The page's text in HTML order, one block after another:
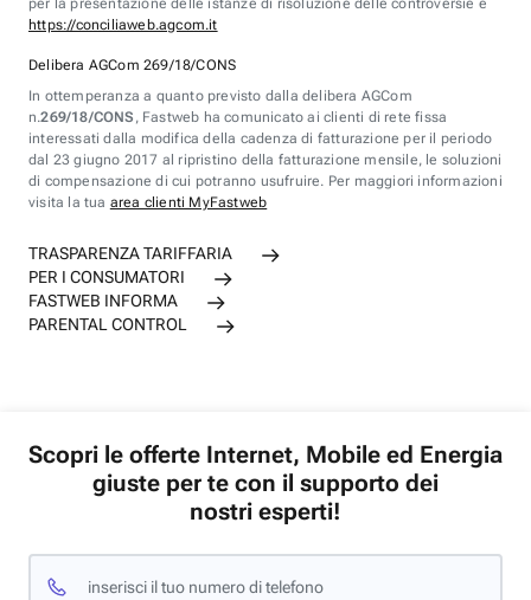
per la presentazione delle istanze di risoluzione delle controversie è
https://conciliaweb.agcom.it
Delibera AGCom 269/18/CONS
In ottemperanza a quanto previsto dalla delibera AGCom
n.269/18/CONS , Fastweb ha comunicato ai clienti di rete fissa
interessati dalla modifica della cadenza di fatturazione per il periodo
dal 23 giugno 2017 al ripristino della fatturazione mensile, le soluzioni
di compensazione di cui potranno usufruire. Per maggiori informazioni
visita la tua area clienti MyFastweb
TRASPARENZA TARIFFARIA
PER I CONSUMATORI
FASTWEB INFORMA
PARENTAL CONTROL
Scopri le offerte Internet, Mobile ed Energia
giuste per te con il supporto dei
nostri esperti!
inserisci il tuo numero di telefono